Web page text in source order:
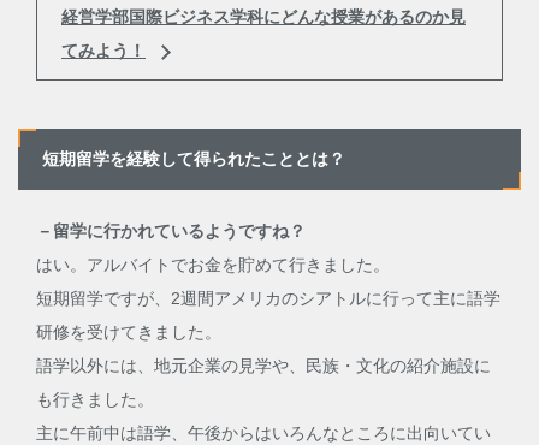
経営学部国際ビジネス学科にどんな授業があるのか見
てみよう！
短期留学を経験して得られたこととは？
－留学に行かれているようですね？
はい。アルバイトでお金を貯めて行きました。
短期留学ですが、2週間アメリカのシアトルに行って主に語学
研修を受けてきました。
語学以外には、地元企業の見学や、民族・文化の紹介施設に
も行きました。
主に午前中は語学、午後からはいろんなところに出向いてい